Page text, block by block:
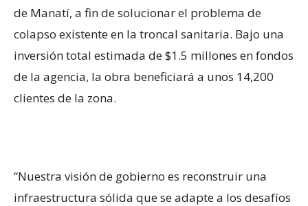
de Manatí, a fin de solucionar el problema de
colapso existente en la troncal sanitaria. Bajo una
inversión total estimada de $1.5 millones en fondos
de la agencia, la obra beneficiará a unos 14,200
clientes de la zona.
“Nuestra visión de gobierno es reconstruir una
infraestructura sólida que se adapte a los desafíos